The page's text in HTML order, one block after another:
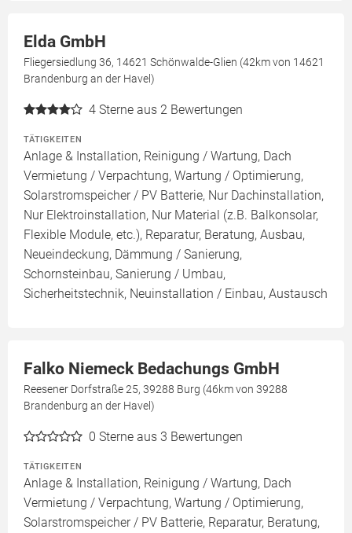
Elda GmbH
Fliegersiedlung 36, 14621 Schönwalde-Glien (42km von 14621
Brandenburg an der Havel)
4 Sterne aus 2 Bewertungen
TÄTIGKEITEN
Anlage & Installation, Reinigung / Wartung, Dach
Vermietung / Verpachtung, Wartung / Optimierung,
Solarstromspeicher / PV Batterie, Nur Dachinstallation,
Nur Elektroinstallation, Nur Material (z.B. Balkonsolar,
Flexible Module, etc.), Reparatur, Beratung, Ausbau,
Neueindeckung, Dämmung / Sanierung,
Schornsteinbau, Sanierung / Umbau,
Sicherheitstechnik, Neuinstallation / Einbau, Austausch
Falko Niemeck Bedachungs GmbH
Reesener Dorfstraße 25, 39288 Burg (46km von 39288
Brandenburg an der Havel)
0 Sterne aus 3 Bewertungen
TÄTIGKEITEN
Anlage & Installation, Reinigung / Wartung, Dach
Vermietung / Verpachtung, Wartung / Optimierung,
Solarstromspeicher / PV Batterie, Reparatur, Beratung,